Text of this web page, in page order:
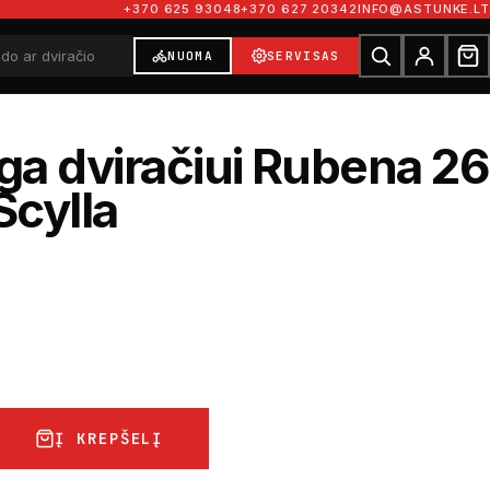
+370 625 93048+370 627 20342INFO@ASTUNKE.LT
NUOMA SERVISAS
dviračiui Rubena 26
Į KREPŠELĮ